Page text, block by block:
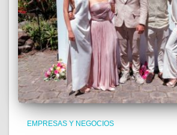
EMPRESAS Y NEGOCIOS